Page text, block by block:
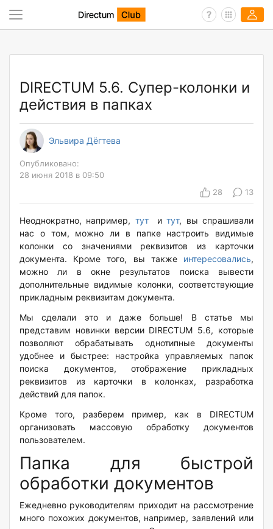
DIRECTUM 5.6. Супер-колонки и
действия в папках
Эльвира Дёгтева
Опубликовано:
28 июня 2018 в 09:50
28
13
Неоднократно, например, тутитут, вы спрашивали
нас о том, можно ли в папке настроить видимые
колонки со значениями реквизитов из карточки
документа. Кроме того, вы также интересовались,
можно ли в окне результатов поиска вывести
дополнительные видимые колонки, соответствующие
прикладным реквизитам документа.
Мы сделали это и даже больше! В статье мы
представим новинки версии DIRECTUM 5.6, которые
позволяют обрабатывать однотипные документы
удобнее и быстрее: настройка управляемых папок
поиска документов, отображение прикладных
реквизитов из карточки в колонках, разработка
действий для папок.
Кроме того, разберем пример, как в DIRECTUM
организовать массовую обработку документов
пользователем.
Папка для быстрой
обработки документов
Ежедневно руководителям приходит на рассмотрение
много похожих документов, например, заявлений или